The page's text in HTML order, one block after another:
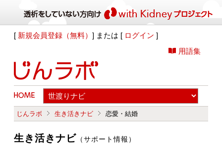
[ 新規会員登録（無料）] または [ ログイン ]
用語集
じんラボ 生き活きナビ 恋愛・結婚
生き活きナビ （サポート情報）